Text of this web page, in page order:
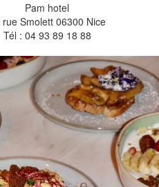
Pam hotel
rue Smolett 06300 Nice
Tél : 04 93 89 18 88